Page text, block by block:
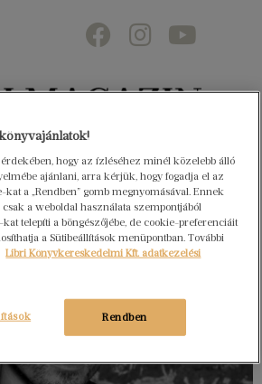
az olvasókig
hogy az ízléséhez minél közelebb álló
ajánlani, arra kérjük, hogy fogadja el az
a „Rendben” gomb megnyomásával. Ennek
a weboldal használata szempontjából
telepíti a böngészőjébe, de cookie-preferenciáit
a Sütibeállítások menüpontban. További
Libri Könyvkereskedelmi Kft. adatkezelési
Rendben